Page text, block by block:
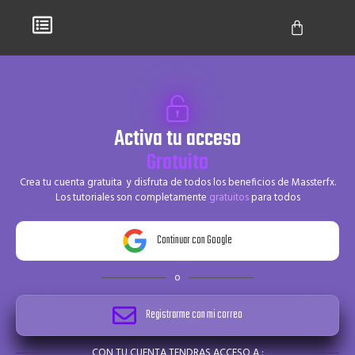
Activa tu acceso
Gratuito
Crea tu cuenta gratuita y disfruta de todos los beneficios de Massterfx.
Los tutoriales son completamente gratuitospara todos
Continuar con Google
o
Registrarme con mi correo